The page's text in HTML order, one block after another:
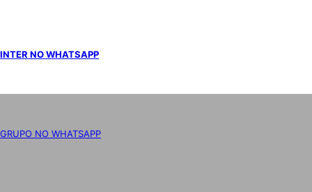
INTER NO WHATSAPP
GRUPO NO WHATSAPP